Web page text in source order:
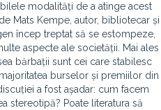
modalități de a atinge acest
Mats Kempe, autor, bibliotecar și
încep treptat să se estompeze,
aspecte ale societății. Mai ales
bărbații sunt cei care stabilesc
burselor și premiilor din
a fost așadar: cum facem
stereotipă? Poate literatura să